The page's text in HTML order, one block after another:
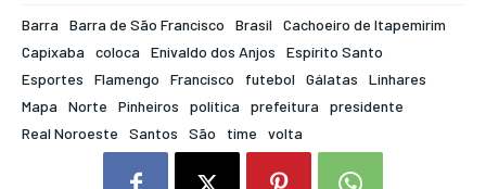
Barra Barra de São Francisco Brasil
Cachoeiro de Itapemirim
Capixaba
coloca Enivaldo dos Anjos
Espírito Santo
Esportes
Flamengo Francisco futebol Gálatas
Linhares
Mapa
Norte Pinheiros política prefeitura
presidente
Real Noroeste
Santos São time volta